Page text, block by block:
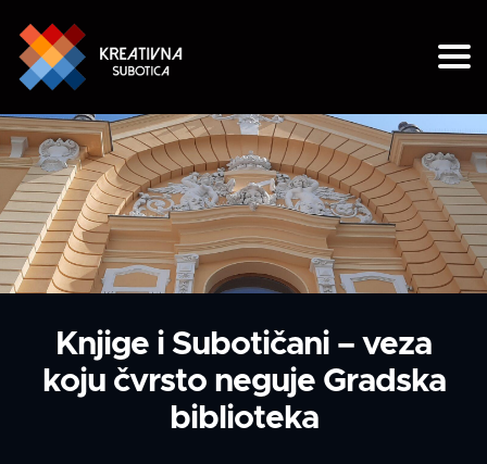
Knjige i Subotičani – veza
koju čvrsto neguje Gradska
biblioteka